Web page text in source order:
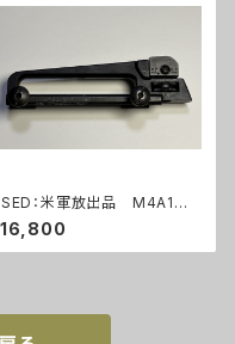
：米軍放出品 M4A1カ
ビン M4ライフル キャリン
ハンドル(A289)